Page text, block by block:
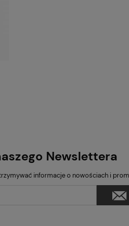
Newslettera
informacje o nowościach i